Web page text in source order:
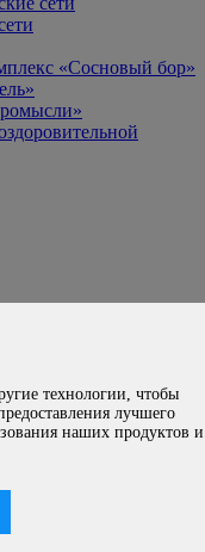
«Сосновый бор»
технологии, чтобы
лучшего
наших продуктов и